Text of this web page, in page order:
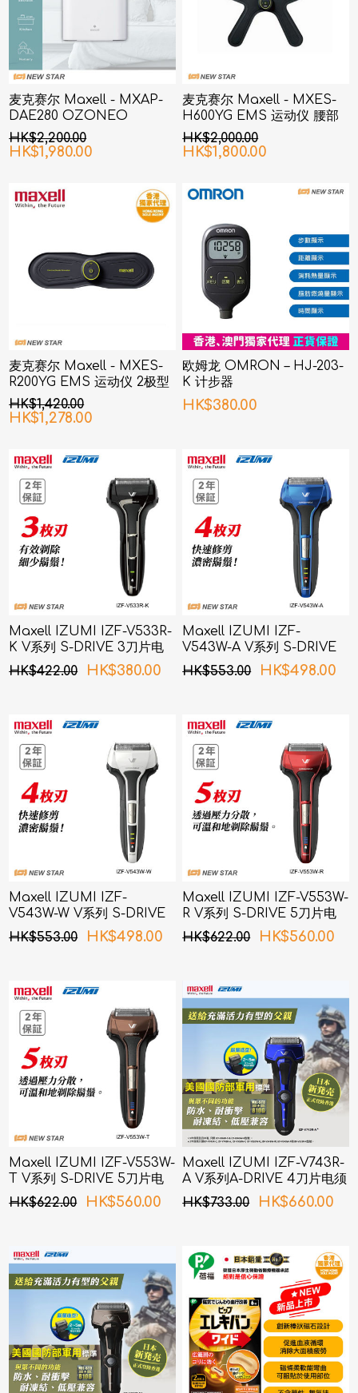
麦克赛尔 Maxell - MXAP-
DAE280 OZONEO
AERO+除菌消臭机 白色
HK$2,200.00
HK$1,980.00
麦克赛尔 Maxell - MXES-
H600YG EMS 运动仪 腰部
& 臀部
HK$2,000.00
HK$1,800.00
麦克赛尔 Maxell - MXES-
R200YG EMS 运动仪 2极型
HK$1,420.00
HK$1,278.00
欧姆龙 OMRON – HJ-203-
K 计步器
HK$380.00
Maxell IZUMI IZF-V533R-
K V系列 S-DRIVE 3刀片电
须刨 (黑色)
HK$422.00 HK$380.00
Maxell IZUMI IZF-
V543W-A V系列 S-DRIVE
4刀片电须刨 (蓝色)
HK$553.00 HK$498.00
Maxell IZUMI IZF-
V543W-W V系列 S-DRIVE
4刀片电须刨 (白色)
HK$553.00 HK$498.00
Maxell IZUMI IZF-V553W-
R V系列 S-DRIVE 5刀片电
须刨 (红色)
HK$622.00 HK$560.00
Maxell IZUMI IZF-V553W-
T V系列 S-DRIVE 5刀片电
须刨 (啡色)
HK$622.00 HK$560.00
Maxell IZUMI IZF-V743R-
A V系列A-DRIVE 4刀片电须
刨 (深海蓝色)
HK$733.00 HK$660.00